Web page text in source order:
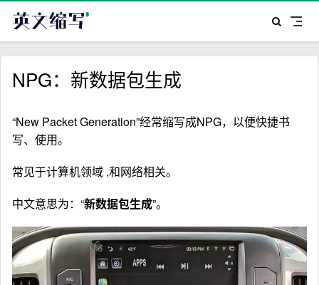
NPG：新数据包生成
“New Packet Generation”经常缩写成NPG，以便快捷书
写、使用。
常见于计算机领域 ,和网络相关。
中文意思为：“新数据包生成”。